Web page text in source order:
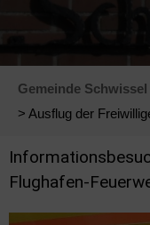
Gemeinde Schwissel
> Ausflug der
Flughafen-